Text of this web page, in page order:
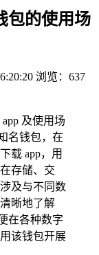
包的使用场
浏览：637
及使用场
名钱包，在
载 app，用
存储、交
及与不同数
晰地了解
在各种数字
该钱包开展